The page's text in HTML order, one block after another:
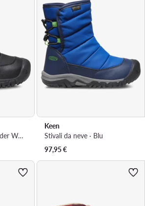
Stivali da neve · Puffrider Wp 1028022-10 · Nero
Keen
Stivali da neve · Blu
97,95€